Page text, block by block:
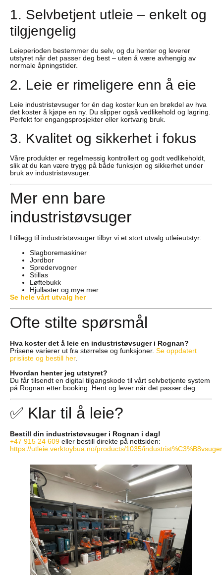
1. Selvbetjent utleie – enkelt og
tilgjengelig
Leieperioden bestemmer du selv, og du henter og leverer
utstyret når det passer deg best – uten å være avhengig av
normale åpningstider.
2. Leie er rimeligere enn å eie
Leie industristøvsuger for én dag koster kun en brøkdel av hva
det koster å kjøpe en ny. Du slipper også vedlikehold og lagring.
Perfekt for engangsprosjekter eller kortvarig bruk.
3. Kvalitet og sikkerhet i fokus
Våre produkter er regelmessig kontrollert og godt vedlikeholdt,
slik at du kan være trygg på både funksjon og sikkerhet under
bruk av industristøvsuger.
Mer enn bare
industristøvsuger
I tillegg til industristøvsuger tilbyr vi et stort utvalg utleieutstyr:
Slagboremaskiner
Jordbor
Spredervogner
Stillas
Løftebukk
Hjullaster og mye mer
Se hele vårt utvalg her
Ofte stilte spørsmål
Hva koster det å leie en industristøvsuger i Rognan?
Prisene varierer ut fra størrelse og funksjoner. Se oppdatert
prisliste og bestill her.
Hvordan henter jeg utstyret?
Du får tilsendt en digital tilgangskode til vårt selvbetjente system
på Rognan etter booking. Hent og lever når det passer deg.
✅ Klar til å leie?
Bestill din industristøvsuger i Rognan i dag!
+47 915 24 609 eller bestill direkte på nettsiden:
https://utleie.verktoybua.no/products/1035/industrist%C3%B8vsuger